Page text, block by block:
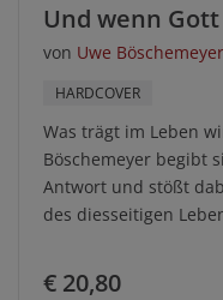
Und wenn
von Uwe Böschemeyer
HARDCOVER
Was trägt im Leben
Böschemeyer begibt
Antwort und stößt
des diesseitigen
€ 20,80